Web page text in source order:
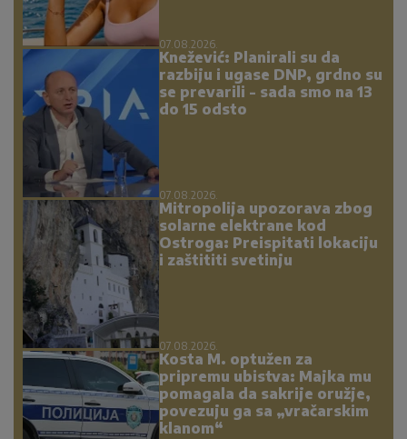
07.08.2026.
Knežević: Planirali su da
razbiju i ugase DNP, grdno su
se prevarili - sada smo na 13
do 15 odsto
07.08.2026.
Mitropolija upozorava zbog
solarne elektrane kod
Ostroga: Preispitati lokaciju
i zaštititi svetinju
07.08.2026.
Kosta M. optužen za
pripremu ubistva: Majka mu
pomagala da sakrije oružje,
povezuju ga sa „vračarskim
klanom“